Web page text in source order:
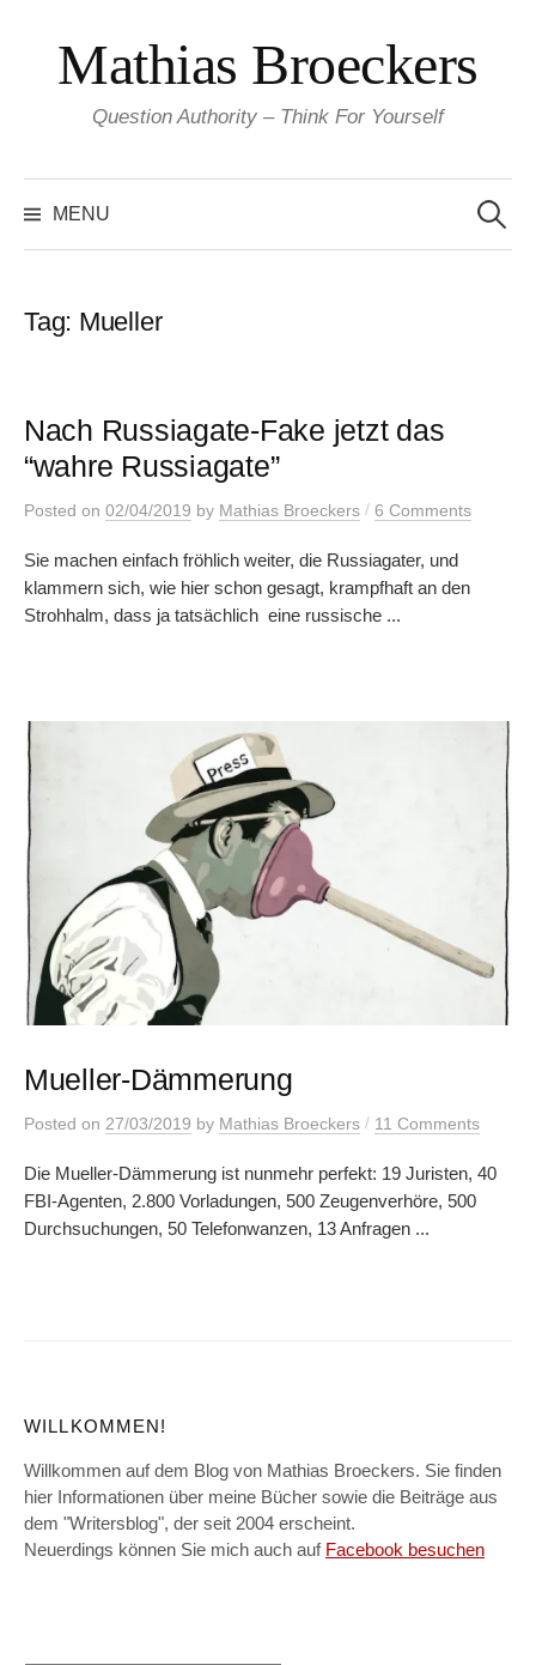
content
Mathias Broeckers
Question Authority – Think For Yourself
MENU
for:
Tag: Mueller
Nach Russiagate-Fake jetzt das
“wahre Russiagate”
Posted on 02/04/2019 by Mathias Broeckers / 6 Comments
Sie machen einfach fröhlich weiter, die Russiagater, und
klammern sich, wie hier schon gesagt, krampfhaft an den
Strohhalm, dass ja tatsächlich eine russische ...
Mueller-Dämmerung
Posted on 27/03/2019 by Mathias Broeckers / 11 Comments
Die Mueller-Dämmerung ist nunmehr perfekt: 19 Juristen, 40
FBI-Agenten, 2.800 Vorladungen, 500 Zeugenverhöre, 500
Durchsuchungen, 50 Telefonwanzen, 13 Anfragen ...
WILLKOMMEN!
Willkommen auf dem Blog von Mathias Broeckers. Sie finden
hier Informationen über meine Bücher sowie die Beiträge aus
dem "Writersblog", der seit 2004 erscheint.
Neuerdings können Sie mich auch auf Facebook besuchen